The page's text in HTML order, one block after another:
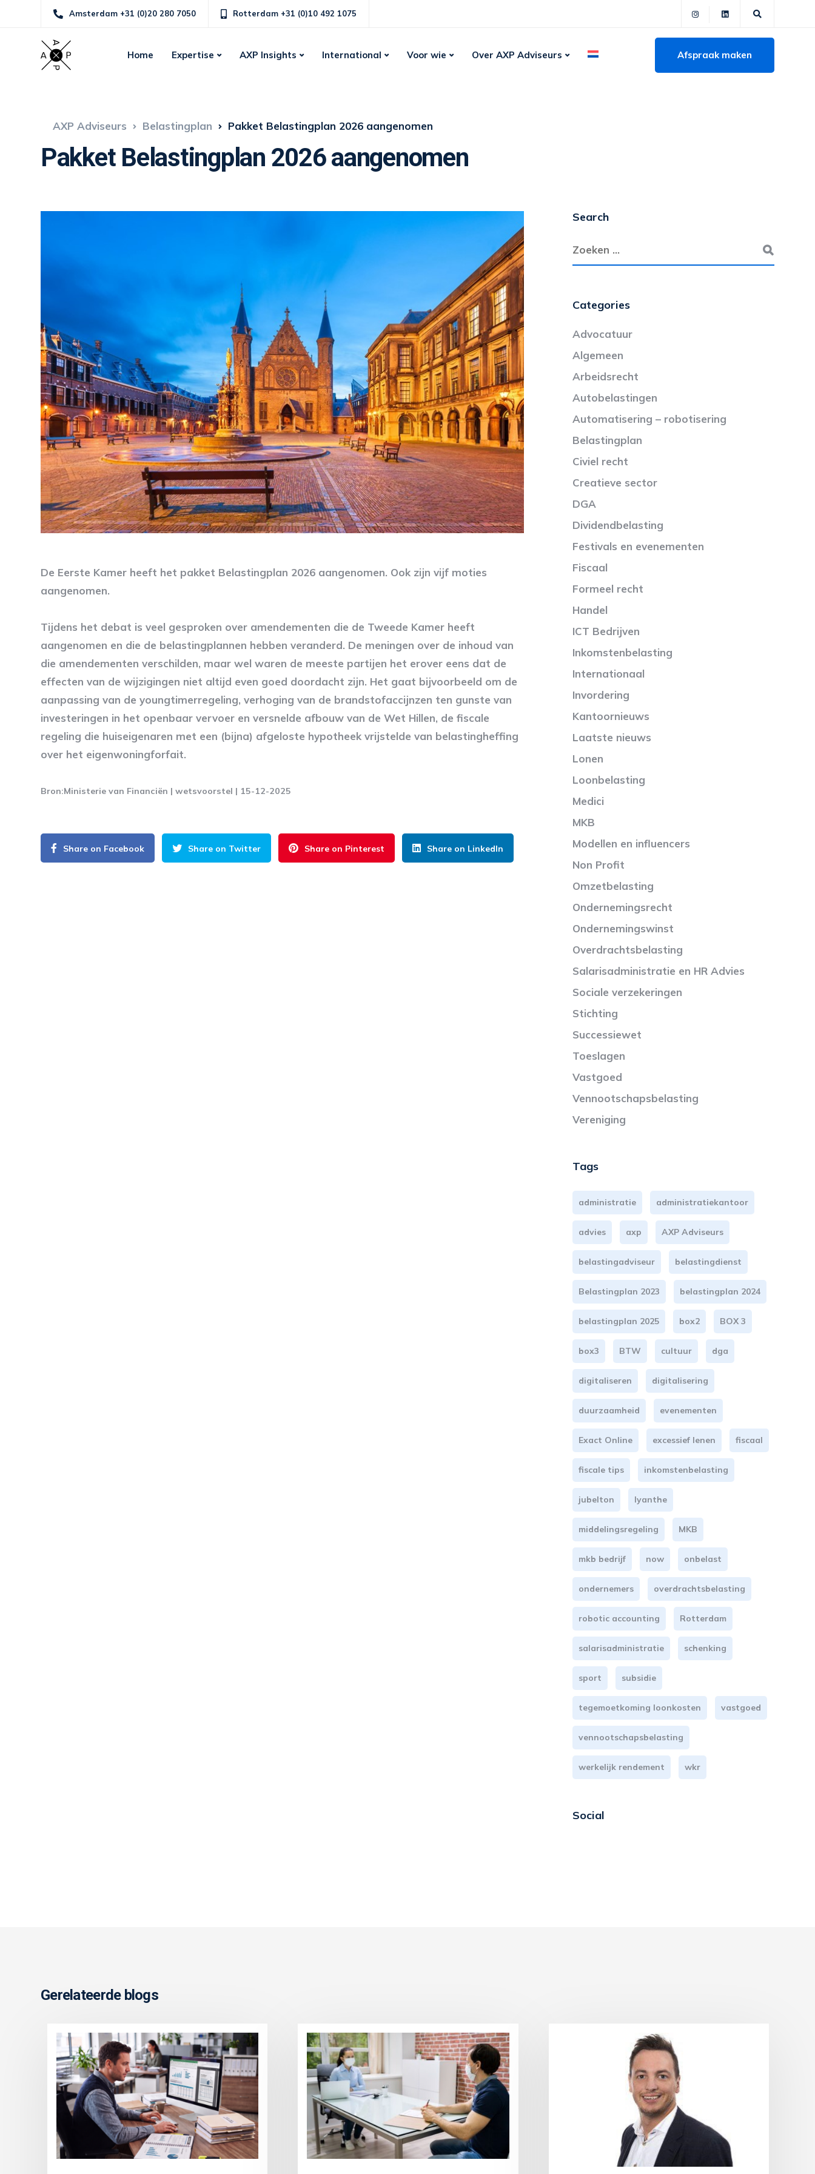
Amsterdam +31 (0)20 280 7050 Rotterdam +31 (0)10 492 1075
Home Expertise AXP Insights International Voor wie Over AXP Adviseurs Afspraak maken
AXP Adviseurs Belastingplan Pakket Belastingplan 2026 aangenomen
Pakket Belastingplan 2026 aangenomen
De Eerste Kamer heeft het pakket Belastingplan 2026 aangenomen. Ook zijn vijf moties
aangenomen.
Tijdens het debat is veel gesproken over amendementen die de Tweede Kamer heeft
aangenomen en die de belastingplannen hebben veranderd. De meningen over de inhoud van
die amendementen verschilden, maar wel waren de meeste partijen het erover eens dat de
effecten van de wijzigingen niet altijd even goed doordacht zijn. Het gaat bijvoorbeeld om de
aanpassing van de youngtimerregeling, verhoging van de brandstofaccijnzen ten gunste van
investeringen in het openbaar vervoer en versnelde afbouw van de Wet Hillen, de fiscale
regeling die huiseigenaren met een (bijna) afgeloste hypotheek vrijstelde van belastingheffing
over het eigenwoningforfait.
Bron:Ministerie van Financiën | wetsvoorstel | 15-12-2025
Share on Facebook Share on Twitter Share on Pinterest Share on LinkedIn
Search
Categories
Advocatuur
Algemeen
Arbeidsrecht
Autobelastingen
Automatisering – robotisering
Belastingplan
Civiel recht
Creatieve sector
DGA
Dividendbelasting
Festivals en evenementen
Fiscaal
Formeel recht
Handel
ICT Bedrijven
Inkomstenbelasting
Internationaal
Invordering
Kantoornieuws
Laatste nieuws
Lonen
Loonbelasting
Medici
MKB
Modellen en influencers
Non Profit
Omzetbelasting
Ondernemingsrecht
Ondernemingswinst
Overdrachtsbelasting
Salarisadministratie en HR Advies
Sociale verzekeringen
Stichting
Successiewet
Toeslagen
Vastgoed
Vennootschapsbelasting
Vereniging
Tags
administratie administratiekantoor
advies axp AXP Adviseurs
belastingadviseur belastingdienst
Belastingplan 2023 belastingplan 2024
belastingplan 2025 box2 BOX 3
box3 BTW cultuur dga
digitaliseren digitalisering
duurzaamheid evenementen
Exact Online excessief lenen fiscaal
fiscale tips inkomstenbelasting
jubelton lyanthe
middelingsregeling MKB
mkb bedrijf now onbelast
ondernemers overdrachtsbelasting
robotic accounting Rotterdam
salarisadministratie schenking
sport subsidie
tegemoetkoming loonkosten vastgoed
vennootschapsbelasting
werkelijk rendement wkr
Social
Gerelateerde blogs